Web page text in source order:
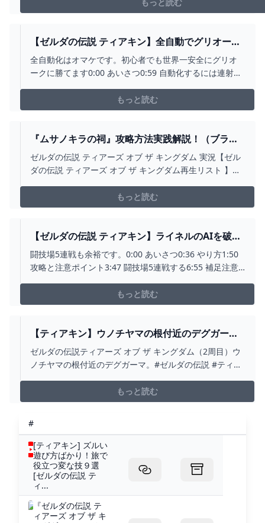
【ゼルダの伝説 ティアキン】全自動でグリオーク
を倒せます。序盤でも初心者でもOK 最強ゾナウ
ギア 大砲 ティアーズオブザキングダム TOTK -
全自動化はオマケです。初心者でも世界一安全にグリオ
ークに勝てます0:00 あいさつ0:59 自動化するには連射コ
やゾナウギアの場所4:42 グリオークの場所5:17 グリオー
ク討伐チュートリアル8:10 注意ポイント9:46 もう一つの
もっと読む
『ムサノキラの祠』攻略方法実践解説！（ブラブ
ラと）【ゼルダの伝説 ティアーズ オブ ザ キング
ダム 】 - YOUTUBE
ゼルダの伝説 ティアーズ オブ ザ キングダム 実況【ゼル
ダの伝説 ティアーズ オブ ザ キングダム再生リスト 】
list=PLhf8SVbAj9n0Cod90FuVZRbJp0BQjJSDb#ぬりか #
ゼルダの伝説ティアーズオブザ キングダム...
もっと読む
【ゼルダの伝説 ティアキン】ライネルのAIを破壊
する方法が発見されました。闘技場5連戦も余裕で
す。 バグ ティアーズオブザキングダム TOTK -
闘技場5連戦も余裕です。0:00 あいさつ0:36 やり方1:50
攻略と注意ポイント3:47 闘技場5連戦する6:55 補足注意
もっと読む
【ティアキン】ウノチヤマの根付近のデグガー
マ ゼルダの伝説ティアーズ オブ ザ キングダム
（2周目） #ゼルダの伝説 #ティアキン #ZELDA
ゼルダの伝説ティアーズ オブ ザ キングダム（2周目）ウ
ノチヤマの根付近のデグガーマ。#ゼルダの伝説 #ティア
もっと読む
#
[ティアキン] ズルい
遊び方ばかり！旅で
役立つ変な技９選
[ゼルダの伝説 テ
ィ...
『ゼルダの伝説 テ
ィアーズ オブ ザ キ